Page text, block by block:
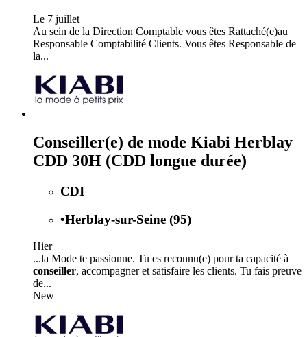
Le 7 juillet
Au sein de la Direction Comptable vous êtes Rattaché(e)au
Responsable Comptabilité Clients. Vous êtes Responsable de
la...
Conseiller(e) de mode Kiabi Herblay
CDD 30H (CDD longue durée)
CDI
•Herblay-sur-Seine (95)
Hier
...la Mode te passionne. Tu es reconnu(e) pour ta capacité à
conseiller, accompagner et satisfaire les clients. Tu fais preuve
de...
New